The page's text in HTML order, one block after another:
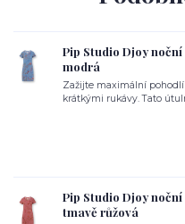
Pip Studio Djoy
modrá
Zažijte maximální
krátkými rukávy. Tato
Pip Studio Djoy
tmavě růžová